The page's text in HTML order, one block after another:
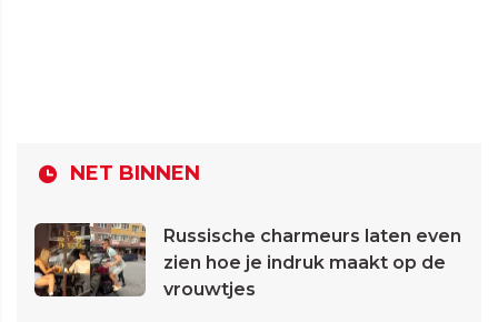
NET BINNEN
Russische charmeurs laten even
zien hoe je indruk maakt op de
vrouwtjes